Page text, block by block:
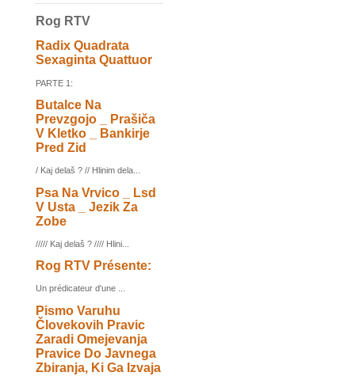
Rog RTV
Radix Quadrata
Sexaginta Quattuor
PARTE 1:
Butalce Na
Prevzgojo _ Prašiča
V Kletko _ Bankirje
Pred Zid
/ Kaj delaš ? // Hlinim dela...
Psa Na Vrvico _ Lsd
V Usta _ Jezik Za
Zobe
///// Kaj delaš ? //// Hlini...
Rog RTV Présente:
Un prédicateur d'une ...
Pismo Varuhu
Človekovih Pravic
Zaradi Omejevanja
Pravice Do Javnega
Zbiranja, Ki Ga Izvaja